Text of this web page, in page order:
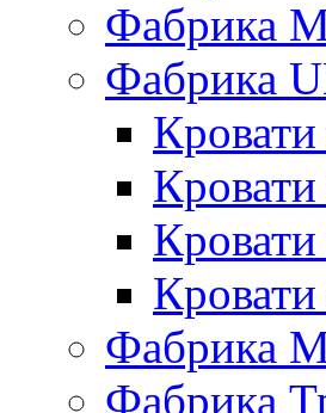
Фабрика
Фабрика
Фабрика
Фабрика